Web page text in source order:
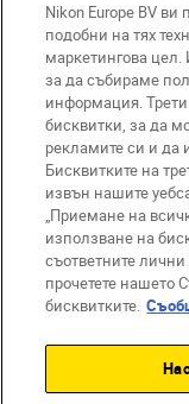
Компания
BG Nikon
Връзка с нас
Условия за
Съобщение за
Настройки
Nikon Europe BV
подобни на тях
маркетингова
за да събираме
информация.
бисквитки, за да
рекламите си и да
Бисквитките на
извън нашите
„Приемане на
използване на
съответните
прочетете нашето
бисквитките.